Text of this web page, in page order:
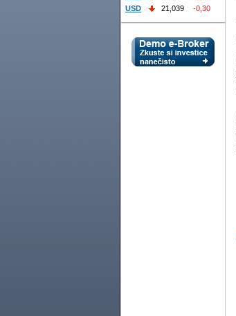
USD
21,039 -0,30